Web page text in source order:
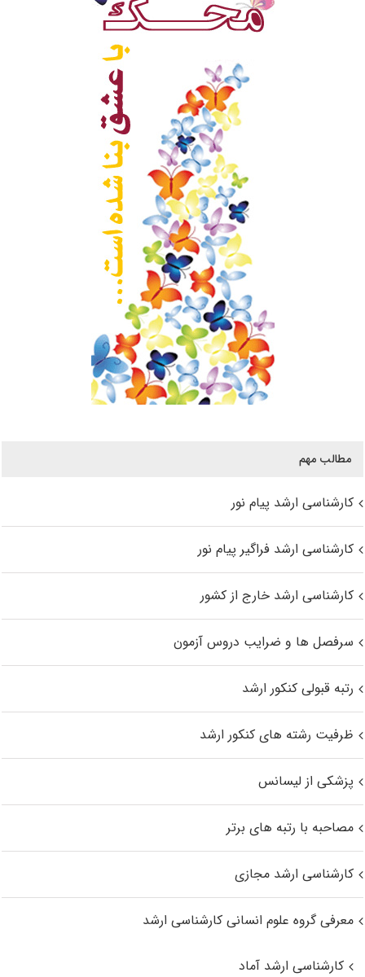
مطالب مهم
کارشناسی ارشد پیام نور
کارشناسی ارشد فراگیر پیام نور
کارشناسی ارشد خارج از کشور
سرفصل ها و ضرایب دروس آزمون
رتبه قبولی کنکور ارشد
ظرفیت رشته های کنکور ارشد
پزشکی از لیسانس
مصاحبه با رتبه های برتر
کارشناسی ارشد مجازی
معرفی گروه علوم انسانی کارشناسی ارشد
کارشناسی ارشد آماد